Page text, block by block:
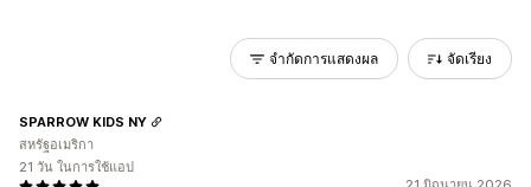
จำกัดการแสดงผล จัดเรียง
SPARROW KIDS NY
สหรัฐอเมริกา
21 วัน ในการใช้แอป